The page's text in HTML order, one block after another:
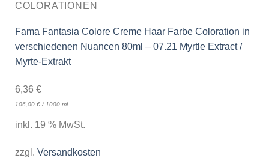
COLORATIONEN
Fama Fantasia Colore Creme Haar Farbe Coloration in
verschiedenen Nuancen 80ml – 07.21 Myrtle Extract /
Myrte-Extrakt
6,36 €
106,00 €/ 1000 ml
inkl. 19 % MwSt.
zzgl. Versandkosten